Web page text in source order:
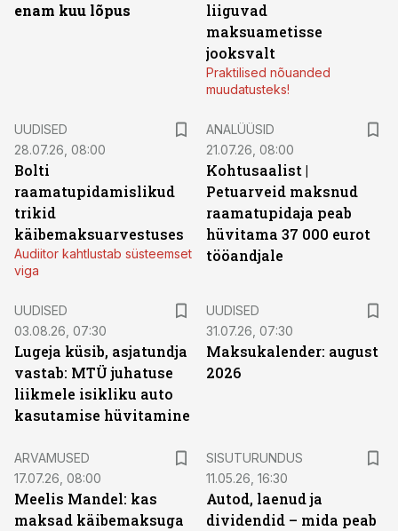
enam kuu lõpus
liiguvad
maksuametisse
jooksvalt
Praktilised nõuanded
muudatusteks!
UUDISED
28.07.26, 08:00
Bolti
raamatupidamislikud
trikid
käibemaksuarvestuses
Audiitor kahtlustab süsteemset
viga
ANALÜÜSID
21.07.26, 08:00
Kohtusaalist |
Petuarveid maksnud
raamatupidaja peab
hüvitama 37 000 eurot
tööandjale
UUDISED
03.08.26, 07:30
Lugeja küsib, asjatundja
vastab: MTÜ juhatuse
liikmele isikliku auto
kasutamise hüvitamine
UUDISED
31.07.26, 07:30
Maksukalender: august
2026
ARVAMUSED
17.07.26, 08:00
Meelis Mandel: kas
maksad käibemaksuga
SISUTURUNDUS
11.05.26, 16:30
Autod, laenud ja
dividendid – mida peab